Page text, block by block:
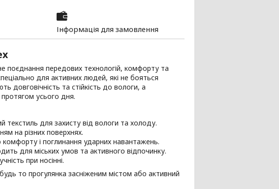
Інформація для замовлення
поєднання передових технологій, комфорту та
для активних людей, які не бояться
довговічність та стійкість до вологи, а
усього дня.
текстиль для захисту від вологи та холоду.
на різних поверхнях.
і поглинання ударних навантажень.
для міських умов та активного відпочинку.
при носінні.
то прогулянка засніженим містом або активний